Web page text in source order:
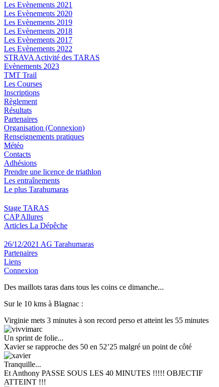
Les Evènements 2021
Les Evènements 2020
Les Evènements 2019
Les Evènements 2018
Les Evènements 2017
Les Evènements 2022
STRAVA Activité des TARAS
Evènements 2023
TMT Trail
Les Courses
Inscriptions
Règlement
Résultats
Partenaires
Organisation (Connexion)
Renseignements pratiques
Météo
Contacts
Adhésions
Prendre une licence de triathlon
Les entraînements
Le plus Tarahumaras
Stage TARAS
CAP Allures
Articles La Dépêche
26/12/2021 AG Tarahumaras
Partenaires
Liens
Connexion
Des maillots taras dans tous les coins ce dimanche...
Sur le 10 kms à Blagnac :
Virginie mets 3 minutes à son record perso et atteint les 55 minutes
Un sprint de folie...
Xavier se rapproche des 50 en 52’25 malgré un point de côté
Tranquille...
Et Anthony PASSE SOUS LES 40 MINUTES !!!!! OBJECTIF
ATTEINT !!!